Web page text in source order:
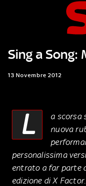
Cos’altro vedere:
PROGRAMMI SKY
SKY.IT
Sing a Song:
13 Novembre 2012
L
a scorsa
nuova
personalissima
entrato a far parte
edizione di X